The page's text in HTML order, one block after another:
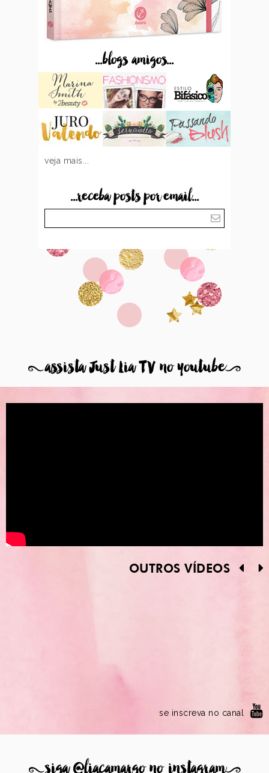
...blogs amigos...
veja mais...
...receba posts por email...
8assista Just Lia TV no youtube9
OUTROS VÍDEOS
se inscreva no canal
8siga @liacamargo no instagram9